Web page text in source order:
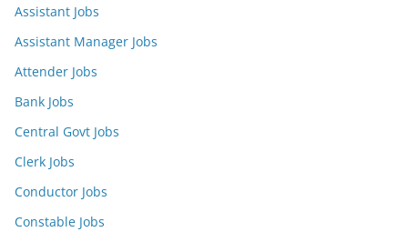
Assistant Jobs
Assistant Manager Jobs
Attender Jobs
Bank Jobs
Central Govt Jobs
Clerk Jobs
Conductor Jobs
Constable Jobs